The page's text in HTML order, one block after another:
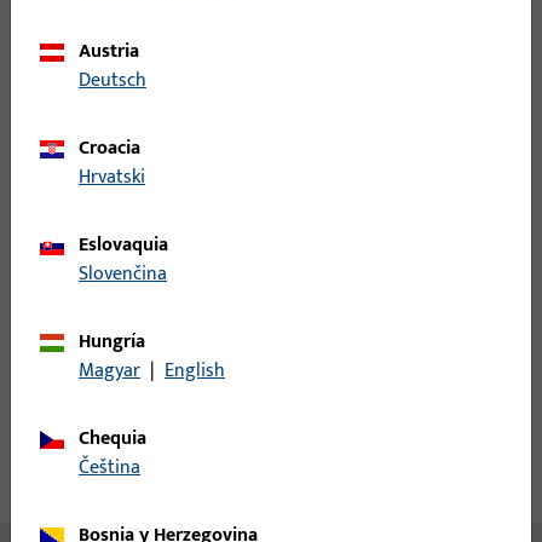
Inicie sesión con sus datos de cliente para obtener
Datos técnicos
Austria
Deutsch
Croacia
Hrvatski
Eslovaquia
Slovenčina
Hungría
Magyar | English
Chequia
čeština
Bosnia y Herzegovina